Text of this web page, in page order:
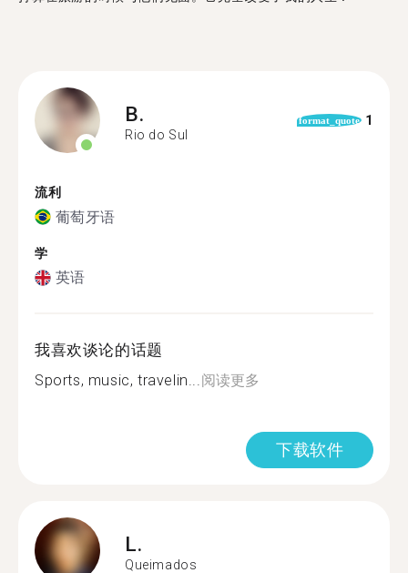
B.
Rio do Sul
format_quote 1
流利
葡萄牙语
学
英语
我喜欢谈论的话题
Sports, music, travelin...阅读更多
下载软件
L.
Queimados